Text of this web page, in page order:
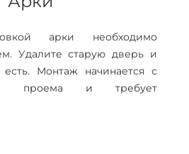
арки необходимо
Удалите старую дверь и
Монтаж начинается с
проема и требует